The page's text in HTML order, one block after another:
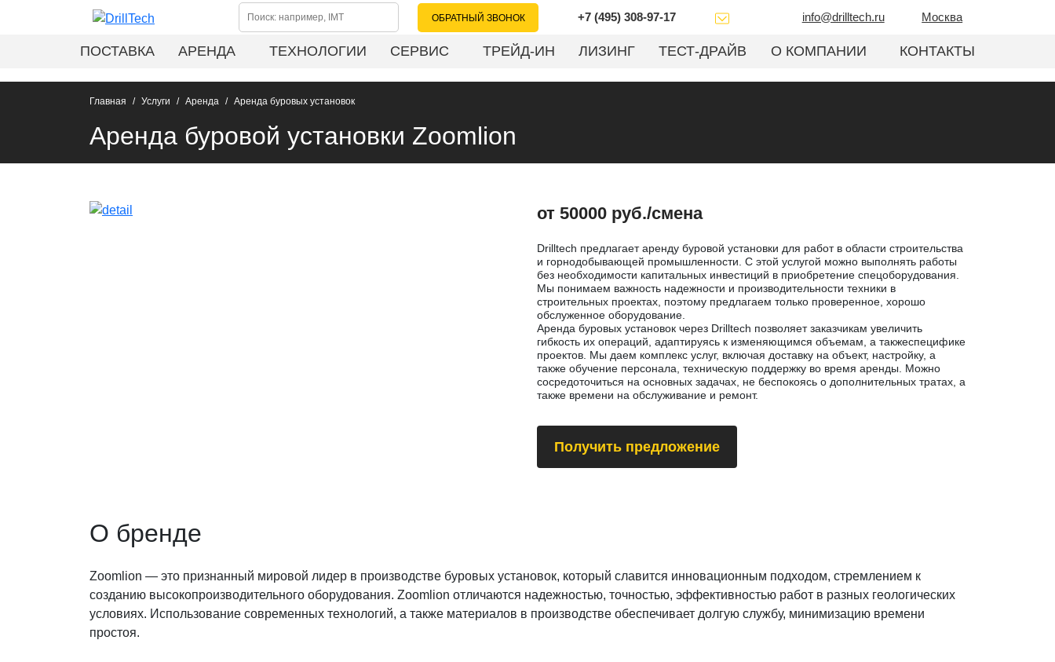
ОБРАТНЫЙ ЗВОНОК +7 (495) 308-97-17 info@drilltech.ru Москва
ПОСТАВКА АРЕНДА ТЕХНОЛОГИИ СЕРВИС ТРЕЙД-ИН ЛИЗИНГ ТЕСТ-ДРАЙВ О КОМПАНИИ КОНТАКТЫ
Главная Услуги Аренда Аренда буровых установок
Аренда буровой установки Zoomlion
от 50000 руб./смена
Drilltech предлагает аренду буровой установки для работ в области строительства
и горнодобывающей промышленности. С этой услугой можно выполнять работы
без необходимости капитальных инвестиций в приобретение спецоборудования.
Мы понимаем важность надежности и производительности техники в
строительных проектах, поэтому предлагаем только проверенное, хорошо
обслуженное оборудование.
Аренда буровых установок через Drilltech позволяет заказчикам увеличить
гибкость их операций, адаптируясь к изменяющимся объемам, а такжеспецифике
проектов. Мы даем комплекс услуг, включая доставку на объект, настройку, а
также обучение персонала, техническую поддержку во время аренды. Можно
сосредоточиться на основных задачах, не беспокоясь о дополнительных тратах, а
также времени на обслуживание и ремонт.
Получить предложение
О бренде
Zoomlion — это признанный мировой лидер в производстве буровых установок, который славится инновационным подходом, стремлением к
созданию высокопроизводительного оборудования. Zoomlion отличаются надежностью, точностью, эффективностью работ в разных геологических
условиях. Использование современных технологий, а также материалов в производстве обеспечивает долгую службу, минимизацию времени
простоя.